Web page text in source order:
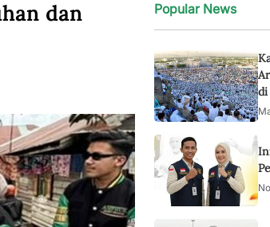
dan
Popular News
di